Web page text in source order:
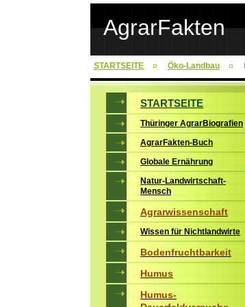
AgrarFakten
STARTSEITE Öko-Landbau
STARTSEITE
Thüringer AgrarBiografien
AgrarFakten-Buch
Globale Ernährung
Natur-Landwirtschaft-
Mensch
Agrarwissenschaft
Wissen für Nichtlandwirte
Bodenfruchtbarkeit
Humus
Humus-